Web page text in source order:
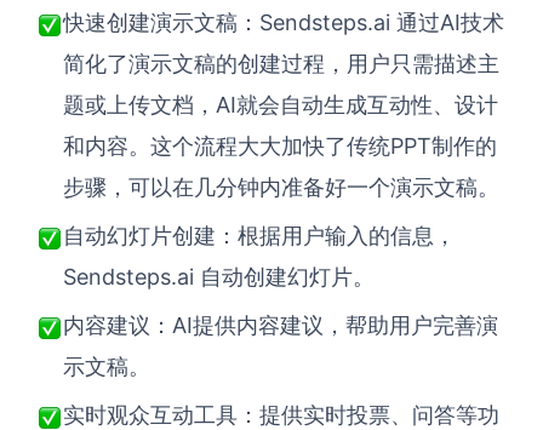
快速创建演示文稿： Sendsteps.ai 通过AI技术
简化了演示文稿的创建过程，用户只需描述主
题或上传文档，AI就会自动生成互动性、设计
和内容。这个流程大大加快了传统PPT制作的
步骤，可以在几分钟内准备好一个演示文稿。
自动幻灯片创建：根据用户输入的信息，
Sendsteps.ai 自动创建幻灯片。
内容建议： AI提供内容建议，帮助用户完善演
示文稿。
实时观众互动工具：提供实时投票、问答等功